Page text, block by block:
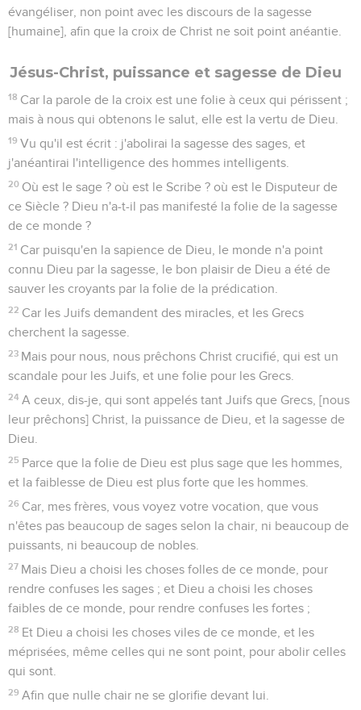
évangéliser, non point avec les discours de la sagesse
[humaine], afin que la croix de Christ ne soit point anéantie.
Jésus-Christ, puissance et sagesse de Dieu
18 Car la parole de la croix est une folie à ceux qui périssent ;
mais à nous qui obtenons le salut, elle est la vertu de Dieu.
19 Vu qu'il est écrit : j'abolirai la sagesse des sages, et
j'anéantirai l'intelligence des hommes intelligents.
20 Où est le sage ? où est le Scribe ? où est le Disputeur de
ce Siècle ? Dieu n'a-t-il pas manifesté la folie de la sagesse
de ce monde ?
21 Car puisqu'en la sapience de Dieu, le monde n'a point
connu Dieu par la sagesse, le bon plaisir de Dieu a été de
sauver les croyants par la folie de la prédication.
22 Car les Juifs demandent des miracles, et les Grecs
cherchent la sagesse.
23 Mais pour nous, nous prêchons Christ crucifié, qui est un
scandale pour les Juifs, et une folie pour les Grecs.
24 A ceux, dis-je, qui sont appelés tant Juifs que Grecs, [nous
leur prêchons] Christ, la puissance de Dieu, et la sagesse de
Dieu.
25 Parce que la folie de Dieu est plus sage que les hommes,
et la faiblesse de Dieu est plus forte que les hommes.
26 Car, mes frères, vous voyez votre vocation, que vous
n'êtes pas beaucoup de sages selon la chair, ni beaucoup de
puissants, ni beaucoup de nobles.
27 Mais Dieu a choisi les choses folles de ce monde, pour
rendre confuses les sages ; et Dieu a choisi les choses
faibles de ce monde, pour rendre confuses les fortes ;
28 Et Dieu a choisi les choses viles de ce monde, et les
méprisées, même celles qui ne sont point, pour abolir celles
qui sont.
29 Afin que nulle chair ne se glorifie devant lui.